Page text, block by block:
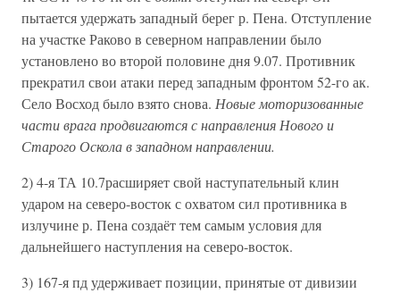
пытается удержать западный берег р. Пена. Отступление
на участке Раково в северном направлении было
установлено во второй половине дня 9.07. Противник
прекратил свои атаки перед западным фронтом 52-го ак.
Село Восход было взято снова. Новые моторизованные
части врага продвигаются с направления Нового и
Старого Оскола в западном направлении.
2) 4-я ТА 10.7расширяет свой наступательный клин
ударом на северо-восток с охватом сил противника в
излучине р. Пена создаёт тем самым условия для
дальнейшего наступления на северо-восток.
3) 167-я пд удерживает позиции, принятые от дивизии